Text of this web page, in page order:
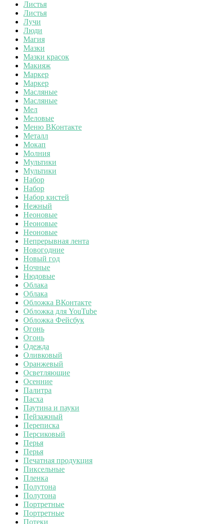
Листья
Листья
Лучи
Люди
Магия
Мазки
Мазки красок
Макияж
Маркер
Маркер
Масляные
Масляные
Мел
Меловые
Меню ВКонтакте
Металл
Мокап
Молния
Мультики
Мультики
Набор
Набор
Набор кистей
Нежный
Неоновые
Неоновые
Неоновые
Непрерывная лента
Новогодние
Новый год
Ночные
Нюдовые
Облака
Облака
Обложка ВКонтакте
Обложка для YouTube
Обложка Фейсбук
Огонь
Огонь
Одежда
Оливковый
Оранжевый
Осветляющие
Осенние
Палитра
Пасха
Паутина и пауки
Пейзажный
Переписка
Персиковый
Перья
Перья
Печатная продукция
Пиксельные
Пленка
Полутона
Полутона
Портретные
Портретные
Потеки